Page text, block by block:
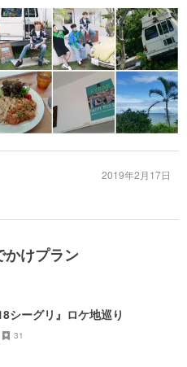
2019年2月17日
かけプラン
シーグリ』ロケ地巡り
31